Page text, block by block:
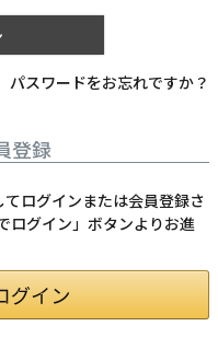
パスワードをお忘れですか？
登録
ログインまたは会員登録さ
ログイン」ボタンよりお進